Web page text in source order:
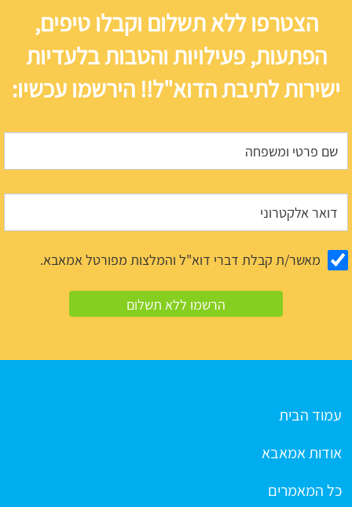
הצטרפו ללא תשלום וקבלו טיפים,
הפתעות, פעילויות והטבות בלעדיות
ישירות לתיבת הדוא"ל!! הירשמו עכשיו:
מאשר/ת קבלת דברי דוא"ל והמלצות מפורטל אמאבא.
עמוד הבית
אודות אמאבא
כל המאמרים